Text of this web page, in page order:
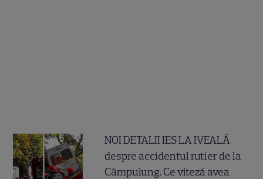
NOI DETALII IES LA IVEALĂ
despre accidentul rutier de la
Câmpulung. Ce viteză avea